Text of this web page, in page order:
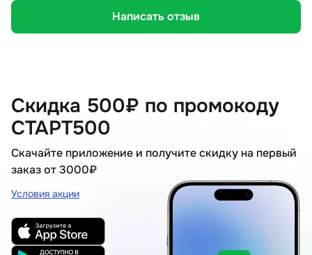
Написать отзыв
Скидка 500₽ по промокоду
СТАРТ500
Скачайте приложение и получите скидку на первый
заказ от 3000₽
Условия акции